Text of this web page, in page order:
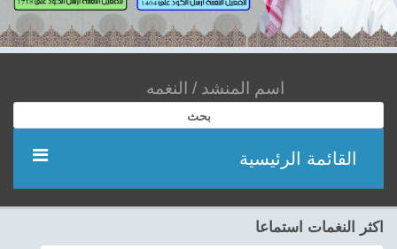
بحث
القائمة الرئيسية
مؤديين
اكثر النغمات استماعا